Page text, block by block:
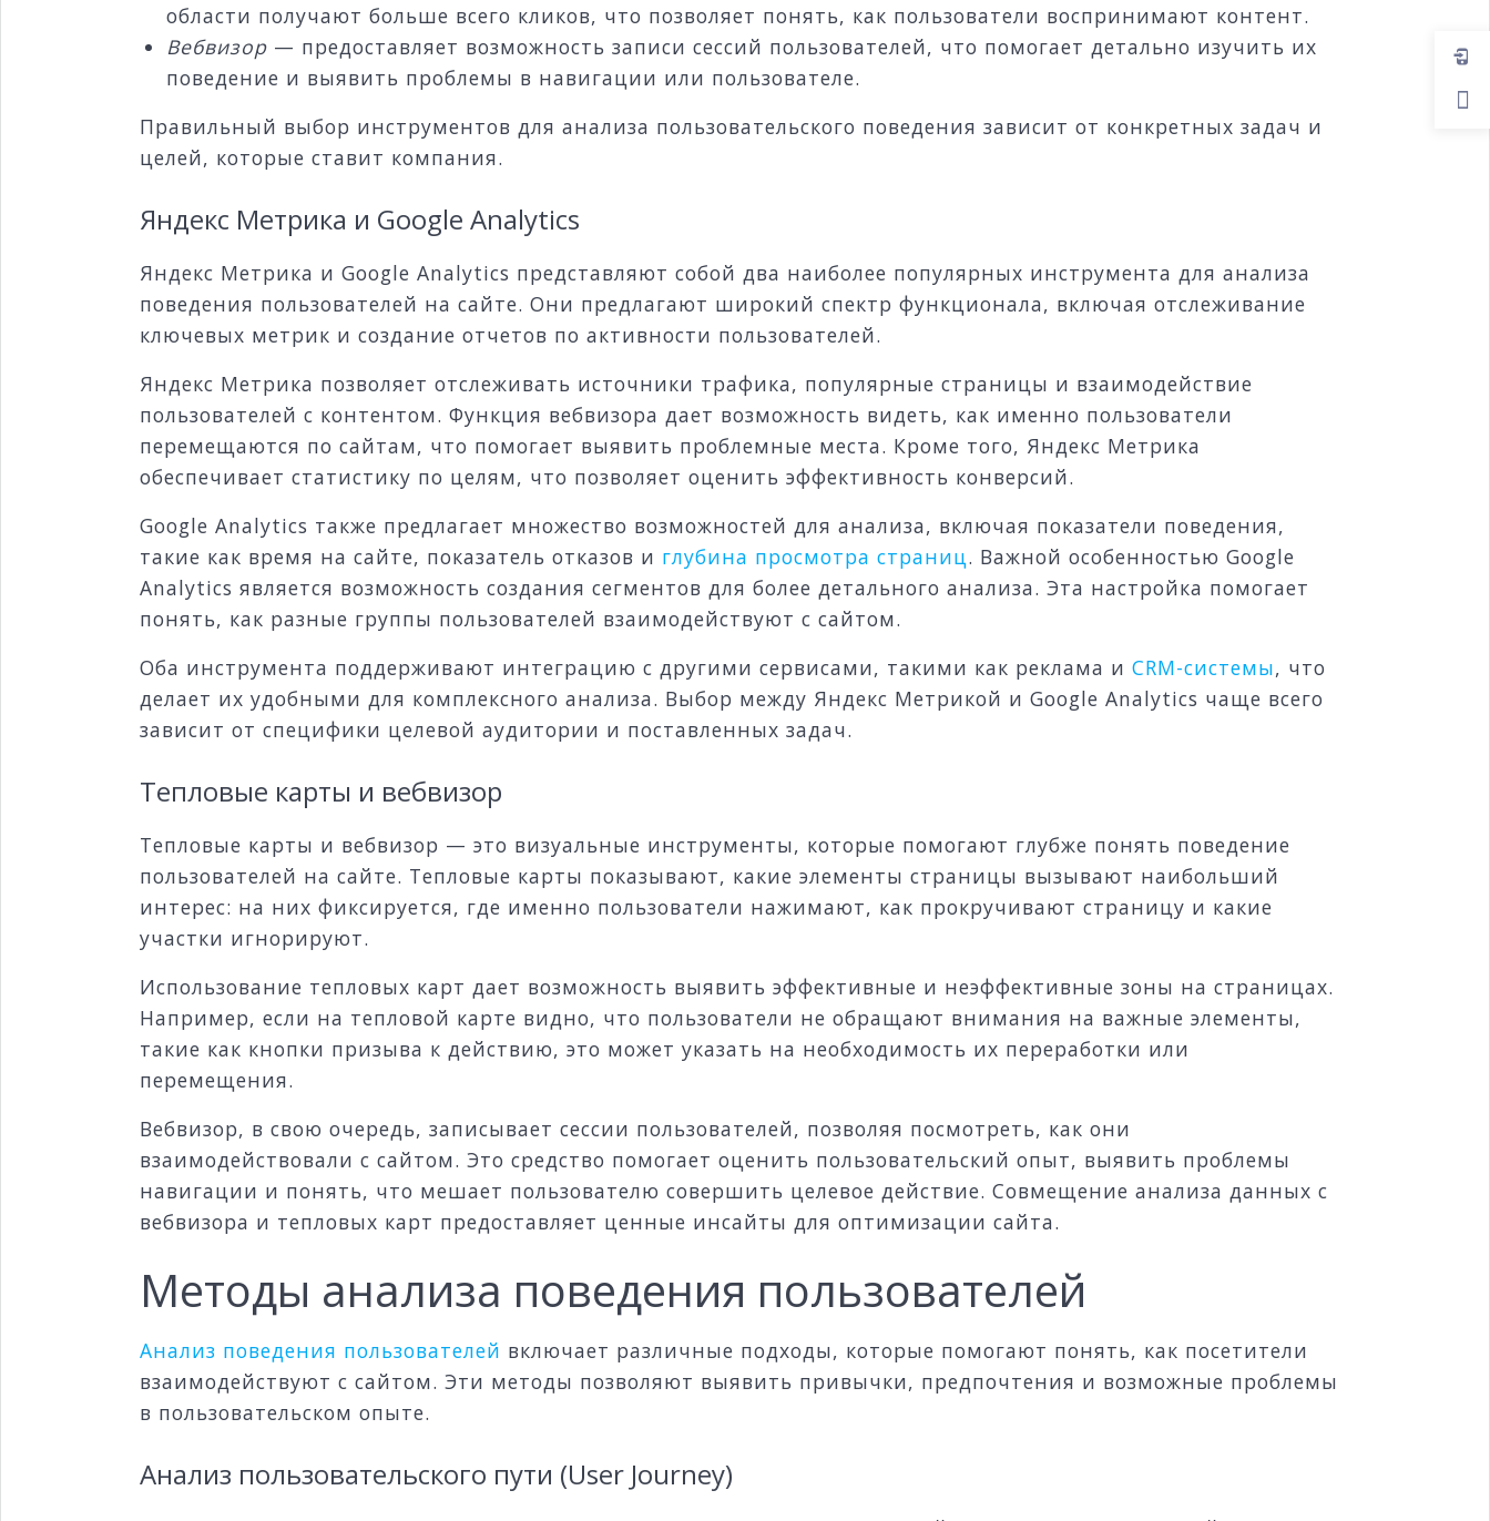
области получают больше всего кликов, что позволяет понять, как пользователи воспринимают контент.
Вебвизор — предоставляет возможность записи сессий пользователей, что помогает детально изучить их
поведение и выявить проблемы в навигации или пользователе.
Правильный выбор инструментов для анализа пользовательского поведения зависит от конкретных задач и
целей, которые ставит компания.
Яндекс Метрика и Google Analytics
Яндекс Метрика и Google Analytics представляют собой два наиболее популярных инструмента для анализа
поведения пользователей на сайте. Они предлагают широкий спектр функционала, включая отслеживание
ключевых метрик и создание отчетов по активности пользователей.
Яндекс Метрика позволяет отслеживать источники трафика, популярные страницы и взаимодействие
пользователей с контентом. Функция вебвизора дает возможность видеть, как именно пользователи
перемещаются по сайтам, что помогает выявить проблемные места. Кроме того, Яндекс Метрика
обеспечивает статистику по целям, что позволяет оценить эффективность конверсий.
Google Analytics также предлагает множество возможностей для анализа, включая показатели поведения,
такие как время на сайте, показатель отказов и глубина просмотра страниц. Важной особенностью Google
Analytics является возможность создания сегментов для более детального анализа. Эта настройка помогает
понять, как разные группы пользователей взаимодействуют с сайтом.
Оба инструмента поддерживают интеграцию с другими сервисами, такими как реклама иCRM-системы, что
делает их удобными для комплексного анализа. Выбор между Яндекс Метрикой и Google Analytics чаще всего
зависит от специфики целевой аудитории и поставленных задач.
Тепловые карты и вебвизор
Тепловые карты и вебвизор — это визуальные инструменты, которые помогают глубже понять поведение
пользователей на сайте. Тепловые карты показывают, какие элементы страницы вызывают наибольший
интерес: на них фиксируется, где именно пользователи нажимают, как прокручивают страницу и какие
участки игнорируют.
Использование тепловых карт дает возможность выявить эффективные и неэффективные зоны на страницах.
Например, если на тепловой карте видно, что пользователи не обращают внимания на важные элементы,
такие как кнопки призыва к действию, это может указать на необходимость их переработки или
перемещения.
Вебвизор, в свою очередь, записывает сессии пользователей, позволяя посмотреть, как они
взаимодействовали с сайтом. Это средство помогает оценить пользовательский опыт, выявить проблемы
навигации и понять, что мешает пользователю совершить целевое действие. Совмещение анализа данных с
вебвизора и тепловых карт предоставляет ценные инсайты для оптимизации сайта.
Методы анализа поведения пользователей
Анализ поведения пользователей включает различные подходы, которые помогают понять, как посетители
взаимодействуют с сайтом. Эти методы позволяют выявить привычки, предпочтения и возможные проблемы
в пользовательском опыте.
Анализ пользовательского пути (User Journey)